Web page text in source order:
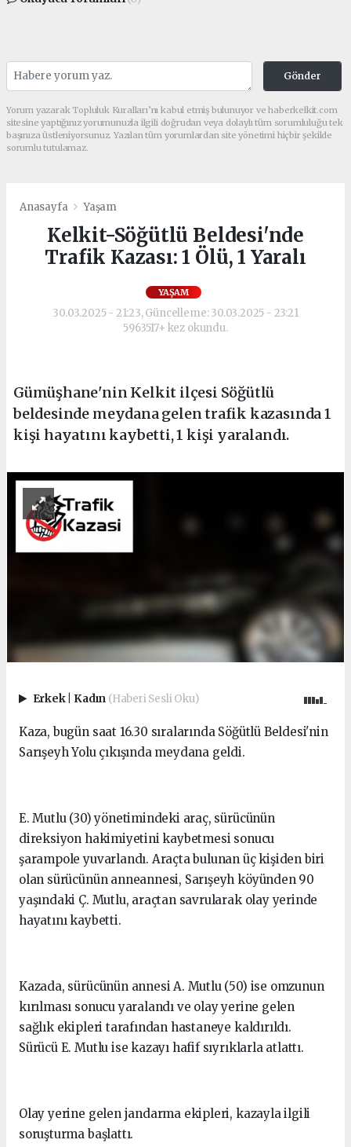
Gönder
Yorum yazarak Topluluk Kuralları’nı kabul etmiş bulunuyor ve haberkelkit.com
sitesine yaptığınız yorumunuzla ilgili doğrudan veya dolaylı tüm sorumluluğu tek
başınıza üstleniyorsunuz. Yazılan tüm yorumlardan site yönetimi hiçbir şekilde
sorumlu tutulamaz.
Anasayfa Yaşam
Kelkit-Söğütlü Beldesi'nde
Trafik Kazası: 1 Ölü, 1 Yaralı
YAŞAM
30.03.2025 - 21:23, Güncelleme: 30.03.2025 - 23:21
5963517+ kez okundu.
Gümüşhane'nin Kelkit ilçesi Söğütlü
beldesinde meydana gelen trafik kazasında 1
kişi hayatını kaybetti, 1 kişi yaralandı.
Erkek Kadın (Haberi Sesli Oku)
Kaza, bugün saat 16.30 sıralarında Söğütlü Beldesi'nin
Sarışeyh Yolu çıkışında meydana geldi.
E. Mutlu (30) yönetimindeki araç, sürücünün
direksiyon hakimiyetini kaybetmesi sonucu
şarampole yuvarlandı. Araçta bulunan üç kişiden biri
olan sürücünün anneannesi, Sarışeyh köyünden 90
yaşındaki Ç. Mutlu, araçtan savrularak olay yerinde
hayatını kaybetti.
Kazada, sürücünün annesi A. Mutlu (50) ise omzunun
kırılması sonucu yaralandı ve olay yerine gelen
sağlık ekipleri tarafından hastaneye kaldırıldı.
Sürücü E. Mutlu ise kazayı hafif sıyrıklarla atlattı.
Olay yerine gelen jandarma ekipleri, kazayla ilgili
soruşturma başlattı.